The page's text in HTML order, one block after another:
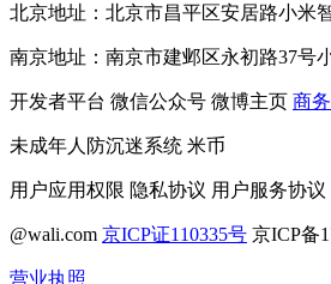
北京地址：北京市昌平区安居路小米
南京地址：南京市建邺区永初路37号
开发者平台 微信公众号 微博主页 商
未成年人防沉迷系统 米币
用户应用权限 隐私协议 用户服务协议
@wali.com 京ICP证110335号 京ICP备
营业执照